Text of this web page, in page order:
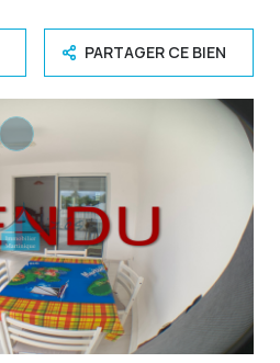
PARTAGER CE BIEN